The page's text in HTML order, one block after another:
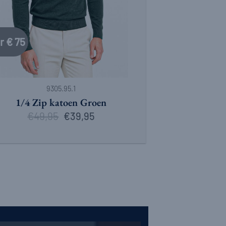
€ 75
9305.95.1
1/4 Zip katoen Groen
€49,95
Oorspronkelijke
prijs
€39,95prijs